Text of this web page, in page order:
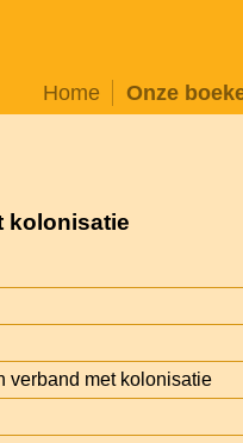
Home Onze
kolonisatie
verband met kolonisatie